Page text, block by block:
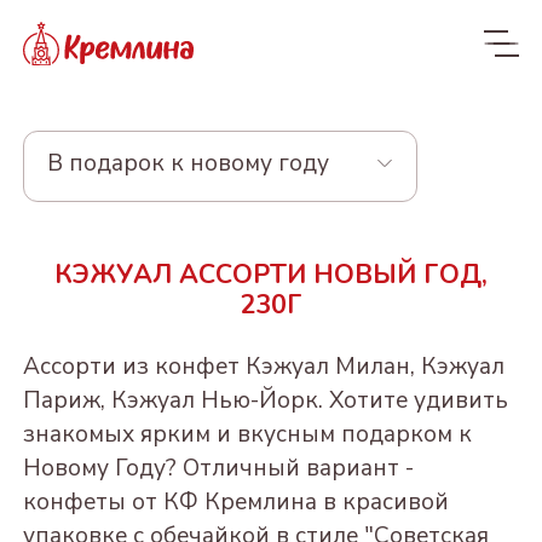
В подарок к новому году
Новинки
NEW
КРЕМЛИНА ЧИЗ
КУРАГА КРЕМЛИНА
ЧИЗ
ФИНИК КРЕМЛИНА
Из сухофруктов
ЧЕРНОСЛИВ
ШОКОЛАДНЫЙ
Из орехов и
сухофруктов
Драже
Из орехов и вишни в
шоколаде
ВИШНЯ В
"Котики - Маркотики"
Конфеты в пакетах
Пакеты 190-300г
Конфеты и батончики
БЕЗ САХАРА
КЭЖУАЛ АССОРТИ НОВЫЙ ГОД,
230Г
Ассорти из конфет Кэжуал Милан, Кэжуал
Париж, Кэжуал Нью-Йорк. Хотите удивить
знакомых ярким и вкусным подарком к
Новому Году? Отличный вариант -
конфеты от КФ Кремлина в красивой